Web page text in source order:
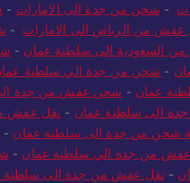
- شحن من جدة الى الامارات -
عفش من الرياض الى الامارات -
السعودية الى سلطنة عمان -
- شحن من جدة الي سلطنة
عمان - شحن عفش من جدة
الى سلطنة عمان - نقل عفش
شحن من جدة الى سلطنة عمان -
من جدة الي سلطنة عمان -
- نقل عفش من جدة الى سلطنة